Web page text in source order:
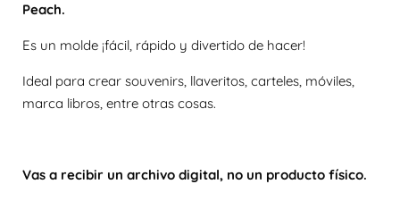
Peach.
Es un molde ¡fácil, rápido y divertido de hacer!
Ideal para crear souvenirs, llaveritos, carteles, móviles,
marca libros, entre otras cosas.
Vas a recibir un archivo digital, no un producto físico.